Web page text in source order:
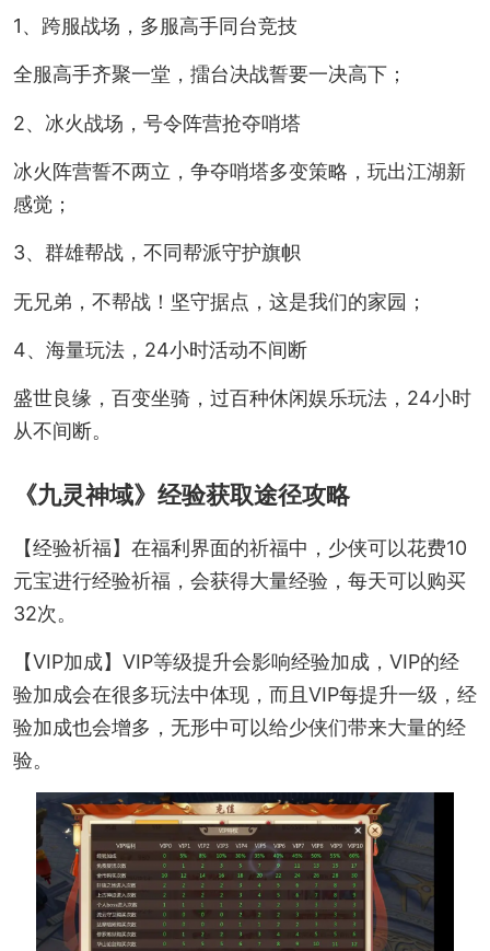
1、跨服战场，多服高手同台竞技
全服高手齐聚一堂，擂台决战誓要一决高下；
2、冰火战场，号令阵营抢夺哨塔
冰火阵营誓不两立，争夺哨塔多变策略，玩出江湖新
感觉；
3、群雄帮战，不同帮派守护旗帜
无兄弟，不帮战！坚守据点，这是我们的家园；
4、海量玩法，24小时活动不间断
盛世良缘，百变坐骑，过百种休闲娱乐玩法，24小时
从不间断。
《九灵神域》经验获取途径攻略
【经验祈福】在福利界面的祈福中，少侠可以花费10
元宝进行经验祈福，会获得大量经验，每天可以购买
32次。
【VIP加成】VIP等级提升会影响经验加成，VIP的经
验加成会在很多玩法中体现，而且VIP每提升一级，经
验加成也会增多，无形中可以给少侠们带来大量的经
验。